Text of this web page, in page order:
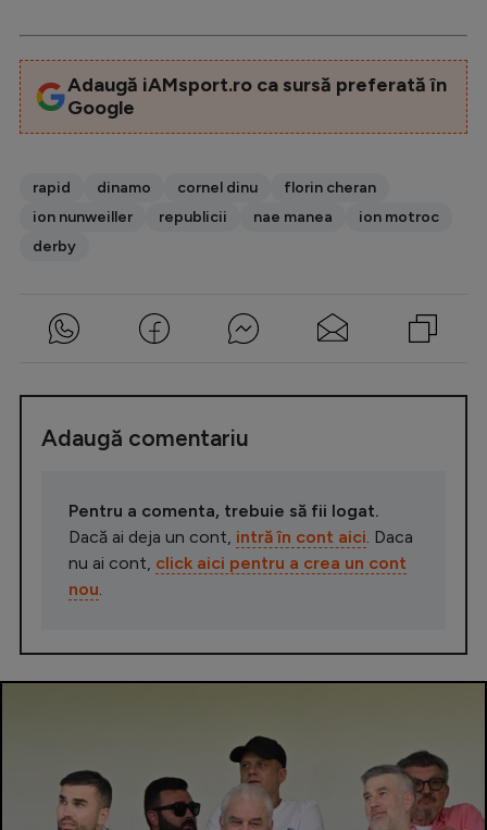
Adaugă iAMsport.ro ca sursă preferată în
Google
rapid dinamo cornel dinu
florin cheran
ion nunweiller
republicii nae manea
ion motroc
derby
Adaugă comentariu
Pentru a comenta, trebuie să fii logat.
Dacă ai deja un cont, intră în cont aici . Daca
nu ai cont, click aici pentru a crea un cont
nou